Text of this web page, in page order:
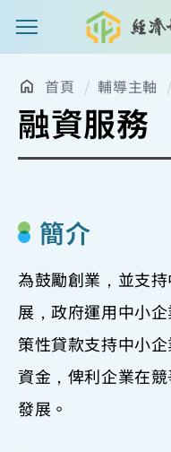
主選單案扭
首頁 輔導主軸
融資服務
簡介
為鼓勵創業，並支
展，政府運用中小
策性貸款支持中小
資金，俾利企業在
發展。